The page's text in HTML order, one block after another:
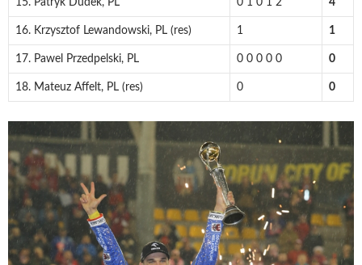
15. Patryk Dudek, PL 0 1 0 1 2 4
16. Krzysztof Lewandowski, PL (res) 1 1
17. Pawel Przedpelski, PL 0 0 0 0 0 0
18. Mateuz Affelt, PL (res) 0 0